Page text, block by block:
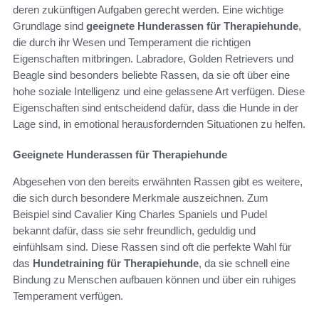
deren zukünftigen Aufgaben gerecht werden. Eine wichtige
Grundlage sind geeignete Hunderassen für Therapiehunde,
die durch ihr Wesen und Temperament die richtigen
Eigenschaften mitbringen. Labradore, Golden Retrievers und
Beagle sind besonders beliebte Rassen, da sie oft über eine
hohe soziale Intelligenz und eine gelassene Art verfügen. Diese
Eigenschaften sind entscheidend dafür, dass die Hunde in der
Lage sind, in emotional herausfordernden Situationen zu helfen.
Geeignete Hunderassen für Therapiehunde
Abgesehen von den bereits erwähnten Rassen gibt es weitere,
die sich durch besondere Merkmale auszeichnen. Zum
Beispiel sind Cavalier King Charles Spaniels und Pudel
bekannt dafür, dass sie sehr freundlich, geduldig und
einfühlsam sind. Diese Rassen sind oft die perfekte Wahl für
das Hundetraining für Therapiehunde, da sie schnell eine
Bindung zu Menschen aufbauen können und über ein ruhiges
Temperament verfügen.